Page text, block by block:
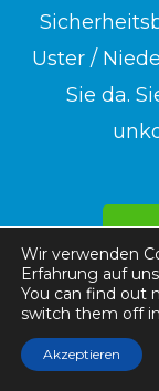
Uster /
Sie da.
Wir verwenden
Erfahrung auf
You can find out
switch them off in
Akzeptieren